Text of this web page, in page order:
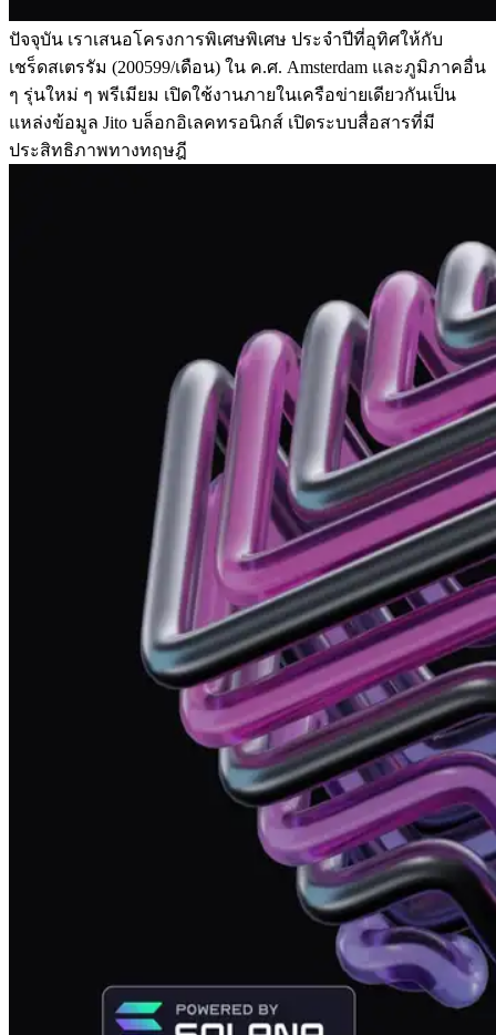
ปัจจุบัน เราเสนอโครงการพิเศษพิเศษ ประจําปีที่อุทิศให้กับ
เชร็ดสเตรรัม (200599/เดือน) ใน ค.ศ. Amsterdam และภูมิภาคอื่น
ๆ รุ่นใหม่ ๆ พรีเมียม เปิดใช้งานภายในเครือข่ายเดียวกันเป็น
แหล่งข้อมูล Jito บล็อกอิเลคทรอนิกส์ เปิดระบบสื่อสารที่มี
ประสิทธิภาพทางทฤษฎี